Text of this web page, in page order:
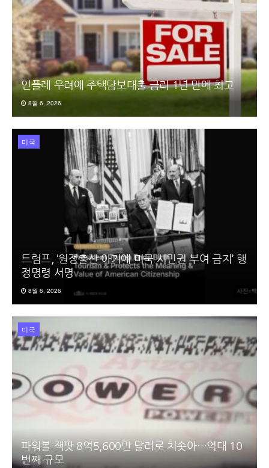
인플레 우려에 주택담보대출 금리 1년 만에 최고
8월 6, 2026
미국
트럼프, ‘원정출산 아기에 미국 시민권 부여 금지’ 행
정명령 서명
8월 6, 2026
미국
파워볼 잭팟 8억5,600만 달러로 치솟아…역대 10
번째 규모